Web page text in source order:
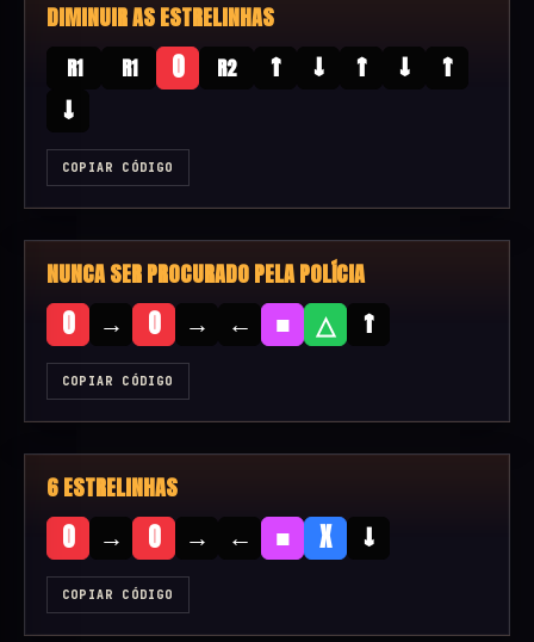
DIMINUIR AS ESTRELINHAS
R1 R1 O R2 ↑ ↓ ↑ ↓
↑
↓
COPIAR CÓDIGO
NUNCA SER PROCURADO PELA POLÍCIA
O → O → ← ■ △ ↑
COPIAR CÓDIGO
6 ESTRELINHAS
O → O → ← ■ X ↓
COPIAR CÓDIGO